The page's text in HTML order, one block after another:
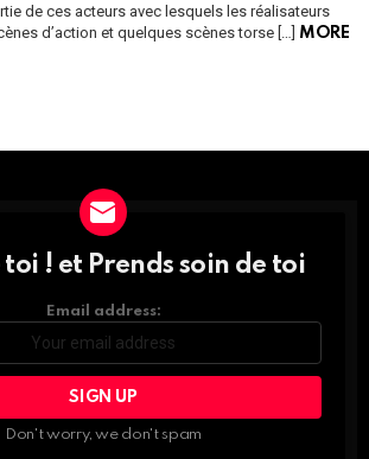
de ces acteurs avec lesquels les réalisateurs
d’action et quelques scènes torse […] MORE
! et Prends soin de toi
Email address:
Don't worry, we don't spam